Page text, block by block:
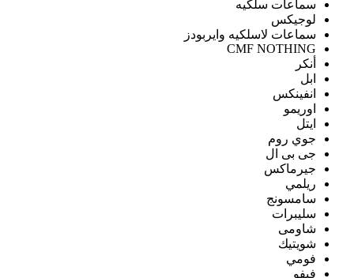
سماعات سلكيه
لوجيكس
سماعات لاسلكيه وايربودز
CMF NOTHING
أنكر
ابل
انفينكس
اوريمو
ايتل
جوي روم
جى بى ال
جيرماكس
ريلمي
سامسونج
سليبرات
شاومى
شويتيك
فومي
فيفو